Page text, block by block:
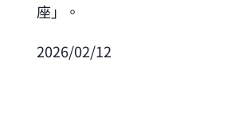
座」。
2026/02/12